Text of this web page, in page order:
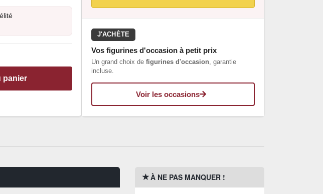
panier
J'ACHÈTE
Vos figurines d'occasion à petit prix
Un grand choix de figurines d'occasion, garantie
incluse.
Voir les occasions
À NE PAS MANQUER !